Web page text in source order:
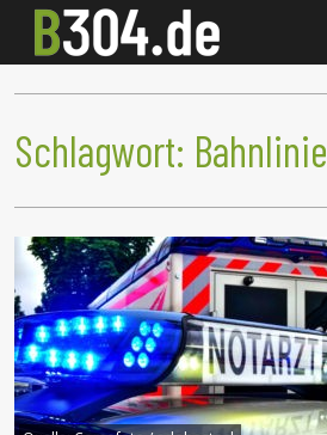
Schlagwort: Bahnlinie